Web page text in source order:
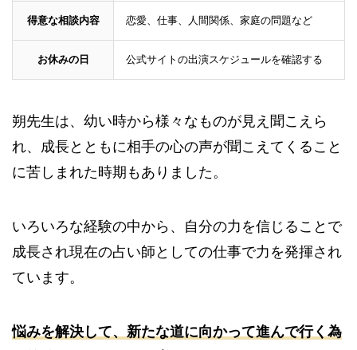
得意な相談内容 恋愛、仕事、人間関係、家庭の問題など
お休みの日 公式サイトの出演スケジュールを確認する
朔先生は、幼い時から様々なものが見え聞こえら
れ、成長とともに相手の心の声が聞こえてくること
に苦しまれた時期もありました。
いろいろな経験の中から、自分の力を信じることで
成長され現在の占い師としての仕事で力を発揮され
ています。
悩みを解決して、新たな道に向かって進んで行く為